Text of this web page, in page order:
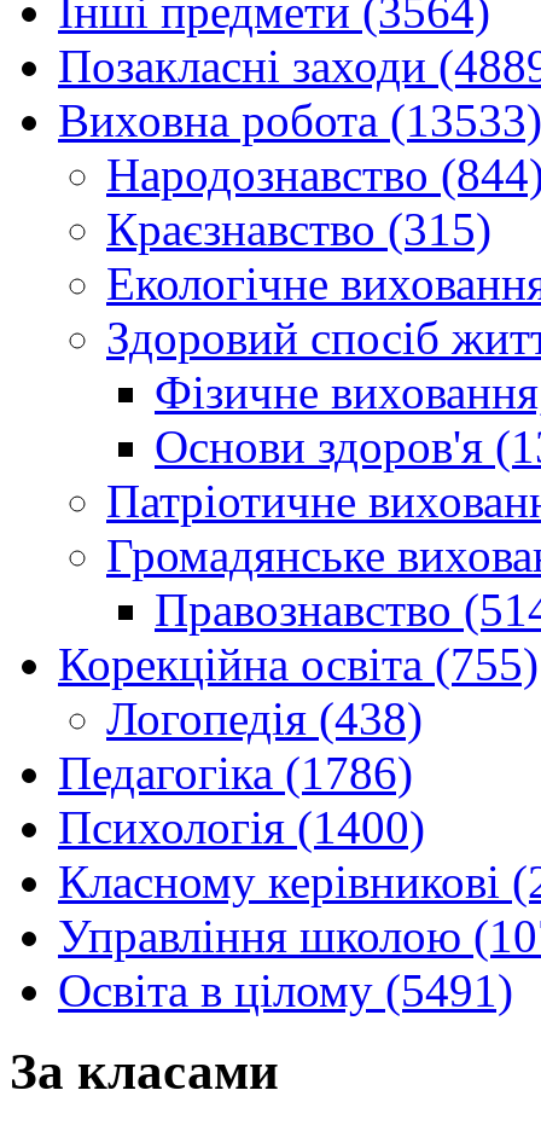
Інші предмети (3564)
Позакласні заходи
Виховна робота (13533)
Народознавство
Краєзнавство (315)
Екологічне
Здоровий спосіб
Фізичне
Основи здоров'я
Патріотичне
Громадянське
Правознавство
Корекційна освіта (755)
Логопедія (438)
Педагогіка (1786)
Психологія (1400)
Класному керівникові
Управління школою
Освіта в цілому (5491)
За класами